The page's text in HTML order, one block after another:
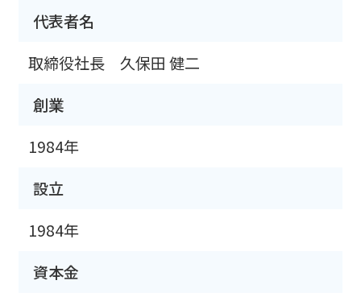
代表者名
取締役社長 久保田 健二
創業
1984年
設立
1984年
資本金